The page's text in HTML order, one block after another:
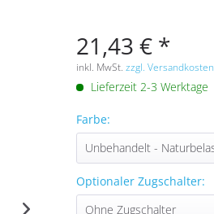
21,43 € *
inkl. MwSt.zzgl. Versandkosten
Lieferzeit 2-3 Werktage
Farbe:
Optionaler Zugschalter: